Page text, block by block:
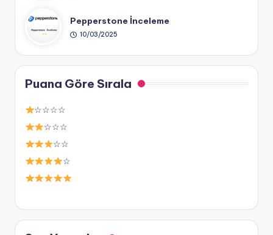
Pepperstone İnceleme
10/03/2025
Puana Göre Sırala
☆☆☆☆
☆☆☆
☆☆
☆